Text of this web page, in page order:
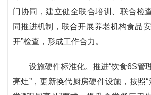
门协同，建立健全联合培训、联合检
同推进机制，联合开展养老机构食品
开”检查，形成工作合力。
设施硬件标准化。推进“饮食6S管
亮灶”，更新换代厨房硬件设施，按照“